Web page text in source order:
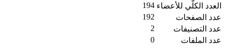
العدد الكلّي للأعضاء 194
عدد الصفحات
192
عدد التصنيفات
2
عدد الملفات
0